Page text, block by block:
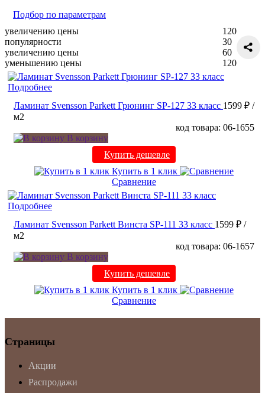
Подбор по параметрам
увеличению цены
популярности
увеличению цены
уменьшению цены
120
30
60
120
Подробнее
Ламинат Svensson Parkett Грюнинг SP-127 33 класс 1599 ₽ /
м2
код товара: 06-1655
В корзину
Купить дешевле
Купить в 1 клик
Сравнение
Подробнее
Ламинат Svensson Parkett Винста SP-111 33 класс 1599 ₽ /
м2
код товара: 06-1657
В корзину
Купить дешевле
Купить в 1 клик
Сравнение
Страницы
Акции
Распродажи